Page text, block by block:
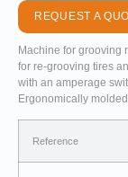
REQUEST A
Machine for grooving
for re-grooving tires
with an amperage
Ergonomically
Reference